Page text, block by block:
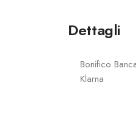
Dettagli
Bonifico
Klarna